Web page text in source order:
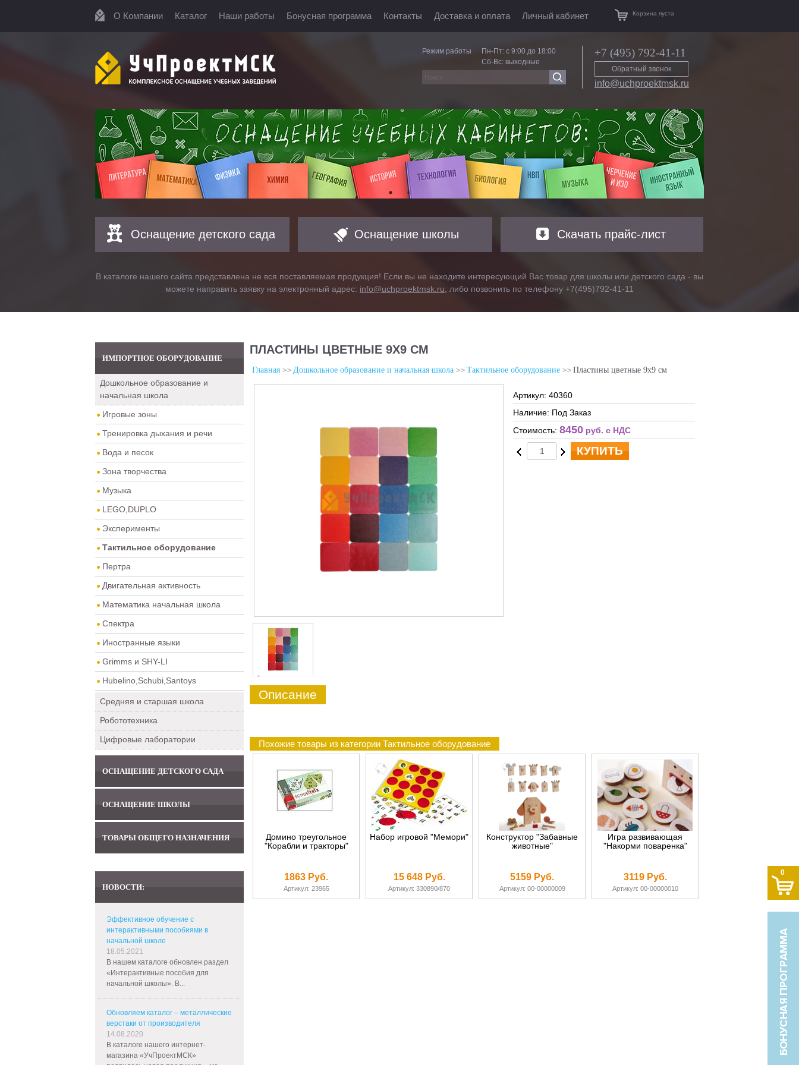
О Компании Каталог Наши работы Бонусная программа Контакты Доставка и оплата Личный кабинет Корзина пуста
Режим работы
Пн-Пт: с 9:00 до 18:00
Сб-Вс: выходные
+7 (495) 792-41-11
Обратный звонок
info@uchproektmsk.ru
Оснащение детского сада Оснащение школы Скачать прайс-лист
В каталоге нашего сайта представлена не вся поставляемая продукция! Если вы не находите интересующий Вас товар для школы или детского сада - вы
можете направить заявку на электронный адрес: info@uchproektmsk.ru , либо позвонить по телефону +7(495)792-41-11
ИМПОРТНОЕ ОБОРУДОВАНИЕ
Дошкольное образование и
начальная школа
Игровые зоны
Тренировка дыхания и речи
Вода и песок
Зона творчества
Музыка
LEGO,DUPLO
Эксперименты
Тактильное оборудование
Пертра
Двигательная активность
Математика начальная школа
Спектра
Иностранные языки
Grimms и SHY-LI
Hubelino,Schubi,Santoys
Средняя и старшая школа
Робототехника
Цифровые лаборатории
ОСНАЩЕНИЕ ДЕТСКОГО САДА
ОСНАЩЕНИЕ ШКОЛЫ
ТОВАРЫ ОБЩЕГО НАЗНАЧЕНИЯ
НОВОСТИ:
Эффективное обучение с
интерактивными пособиями в
начальной школе
18.05.2021
В нашем каталоге обновлен раздел
«Интерактивные пособия для
начальной школы». В...
Обновляем каталог – металлические
верстаки от производителя
14.08.2020
В каталоге нашего интернет-
магазина «УчПроектМСК»
ПЛАСТИНЫ ЦВЕТНЫЕ 9Х9 СМ
Главная Дошкольное образование и начальная школа Тактильное оборудование Пластины цветные 9х9 см
0
Артикул: 40360
Наличие: Под Заказ
Стоимость: 8450 руб. c НДС
КУПИТЬ
Описание
Похожие товары из категории Тактильное оборудование
Домино треугольное
"Корабли и тракторы"
1863 Руб.
Артикул: 23965
Набор игровой "Мемори"
15 648 Руб.
Артикул: 330890/870
Конструктор "Забавные
животные"
5159 Руб.
Артикул: 00-00000009
Игра развивающая
"Накорми поваренка"
3119 Руб.
Артикул: 00-00000010
0